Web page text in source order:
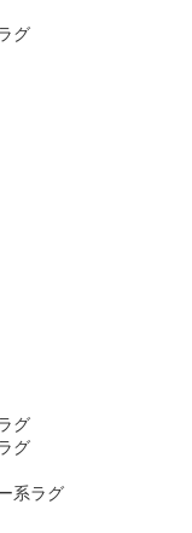
グ
グ
グ
系ラグ